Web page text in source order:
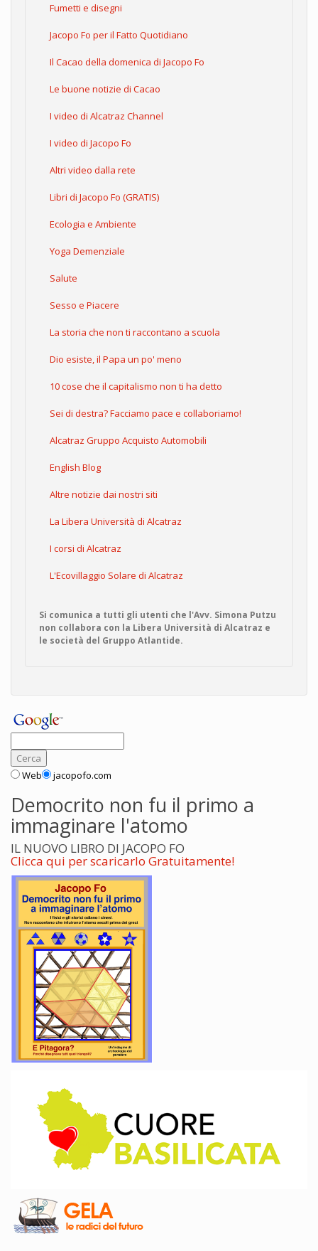
Fumetti e disegni
Jacopo Fo per il Fatto Quotidiano
Il Cacao della domenica di Jacopo Fo
Le buone notizie di Cacao
I video di Alcatraz Channel
I video di Jacopo Fo
Altri video dalla rete
Libri di Jacopo Fo (GRATIS)
Ecologia e Ambiente
Yoga Demenziale
Salute
Sesso e Piacere
La storia che non ti raccontano a scuola
Dio esiste, il Papa un po' meno
10 cose che il capitalismo non ti ha detto
Sei di destra? Facciamo pace e collaboriamo!
Alcatraz Gruppo Acquisto Automobili
English Blog
Altre notizie dai nostri siti
La Libera Università di Alcatraz
I corsi di Alcatraz
L'Ecovillaggio Solare di Alcatraz
Si comunica a tutti gli utenti che l'Avv. Simona Putzu
non collabora con la Libera Università di Alcatraz e
le società del Gruppo Atlantide.
Web jacopofo.com
Democrito non fu il primo a
immaginare l'atomo
IL NUOVO LIBRO DI JACOPO FO
Clicca qui per scaricarlo Gratuitamente!